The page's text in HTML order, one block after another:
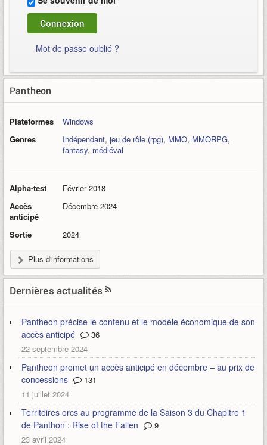
Mot de passe oublié ?
Pantheon
Plateformes
Windows
Genres
Indépendant, jeu de rôle (rpg), MMO, MMORPG,
fantasy, médiéval
Alpha-test
Février 2018
Accès
anticipé
Décembre 2024
Sortie 2024
Plus d'informations
Dernières actualités
Pantheon précise le contenu et le modèle économique de son
accès anticipé
36
22 septembre 2024
Pantheon promet un accès anticipé en décembre – au prix de
concessions
131
11 juillet 2024
Territoires orcs au programme de la Saison 3 du Chapitre 1
de Panthon : Rise of the Fallen
9
23 avril 2024